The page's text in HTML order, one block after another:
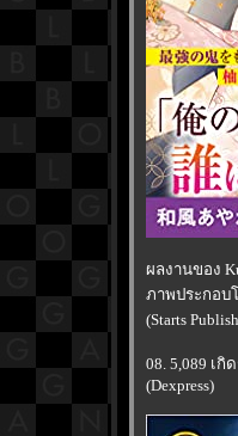
ผลงานของ
ภาพประกอบ
(Starts
08. 5,089 เกิ
(Dexpress)